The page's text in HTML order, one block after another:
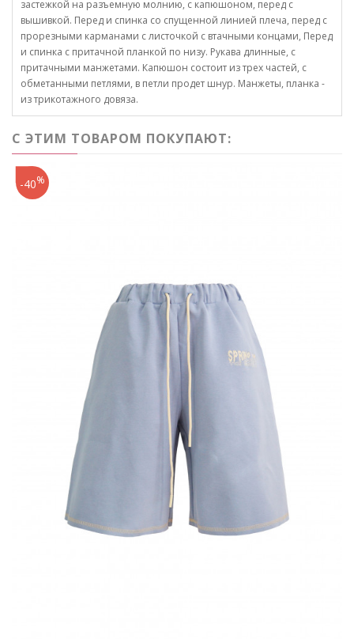
застежкой на разъемную молнию, с капюшоном, перед с
вышивкой. Перед и спинка со спущенной линией плеча, перед с
прорезными карманами с листочкой с втачными концами, Перед
и спинка с притачной планкой по низу. Рукава длинные, с
притачными манжетами. Капюшон состоит из трех частей, с
обметанными петлями, в петли продет шнур. Манжеты, планка -
из трикотажного довяза.
С ЭТИМ ТОВАРОМ ПОКУПАЮТ:
-40%